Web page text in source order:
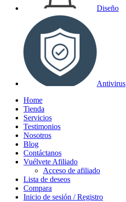
Diseño
Antivirus
Home
Tienda
Servicios
Testimonios
Nosotros
Blog
Contáctanos
Vuélvete Afiliado
Acceso de afiliado
Lista de deseos
Compara
Inicio de sesión / Registro